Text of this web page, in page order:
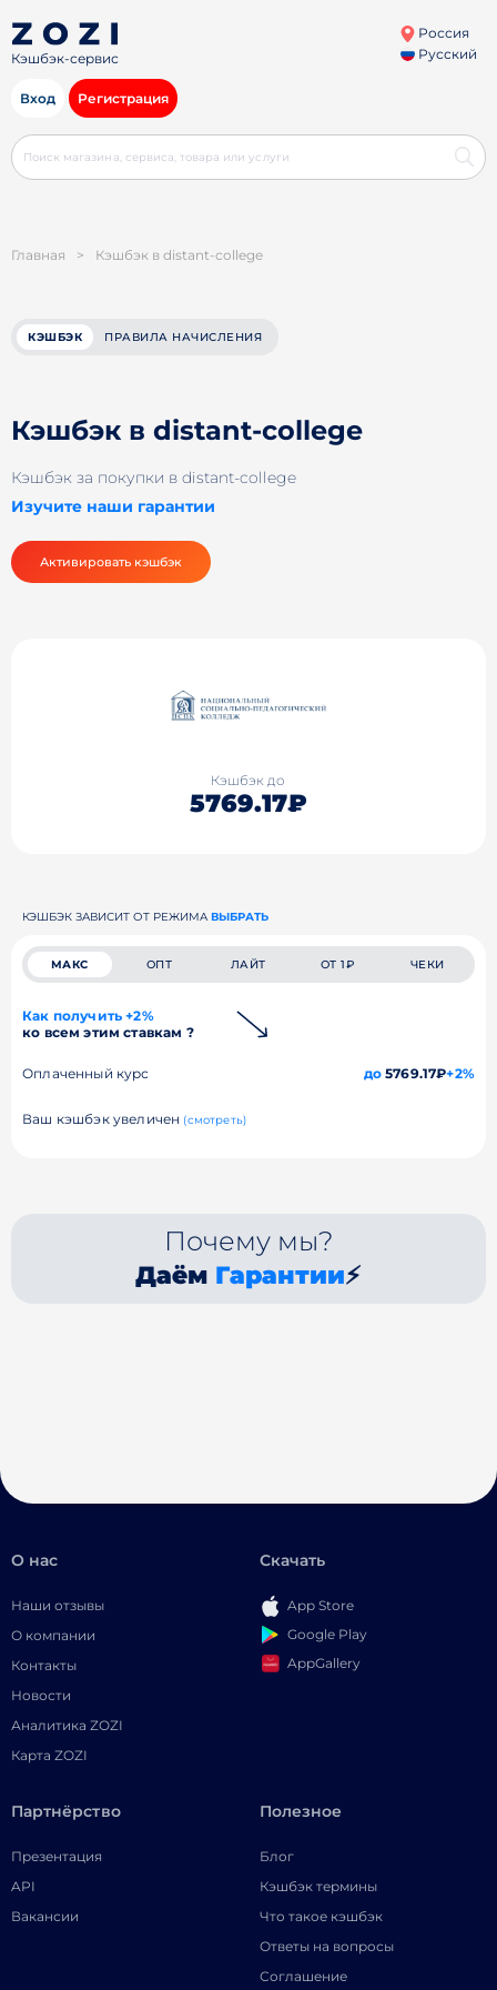
Кэшбэк-сервис
Россия
Русский
Вход Регистрация
Главная > Кэшбэк в distant-college
КЭШБЭК ПРАВИЛА НАЧИСЛЕНИЯ
Кэшбэк в distant-college
Кэшбэк за покупки в distant-college
Изучите наши гарантии
Активировать кэшбэк
Кэшбэк до
5769.17₽
КЭШБЭК ЗАВИСИТ ОТ РЕЖИМА ВЫБРАТЬ
МАКС ОПТ ЛАЙТ ОТ 1₽ ЧЕКИ
Как получить +2%
ко всем этим ставкам ?
Оплаченный курс до5769.17₽+2%
Ваш кэшбэк увеличен (смотреть)
Почему мы?
Даём Гарантии⚡
О нас
Наши отзывы
О компании
Контакты
Новости
Аналитика ZOZI
Карта ZOZI
Скачать
App Store
Google Play
AppGallery
Партнёрство
Презентация
API
Вакансии
Полезное
Блог
Кэшбэк термины
Что такое кэшбэк
Ответы на вопросы
Соглашение